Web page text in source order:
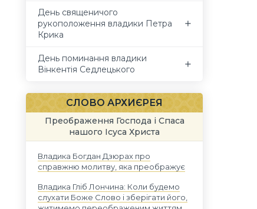
День священичого
рукоположення владики Петра
Крика
День поминання владики
Вінкентія Седлецького
СЛОВО АРХИЄРЕЯ
Преображення Господа і Спаса
нашого Ісуса Христа
Владика Богдан Дзюрах про
справжню молитву, яка преображує
Владика Гліб Лончина: Коли будемо
слухати Боже Слово і зберігати його,